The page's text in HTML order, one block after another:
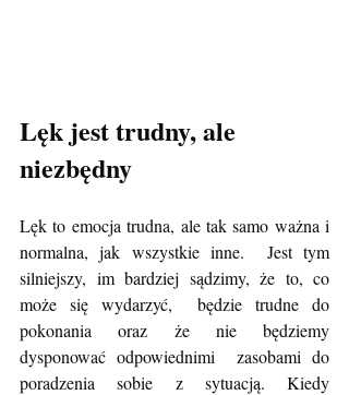
Lęk jest trudny, ale
niezbędny
Lęk to emocja trudna, ale tak samo ważna i
normalna, jak wszystkie inne.  Jest tym
silniejszy, im bardziej sądzimy, że to, co
może się wydarzyć,  będzie trudne do
pokonania oraz że nie będziemy
dysponować odpowiednimi  zasobami do
poradzenia sobie z sytuacją. Kiedy